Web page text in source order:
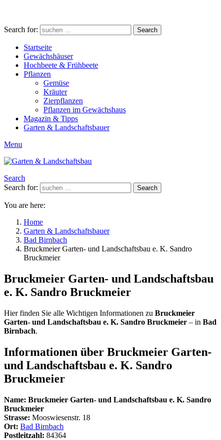
Search for: Search
Startseite
Gewächshäuser
Hochbeete & Frühbeete
Pflanzen
Gemüse
Kräuter
Zierpflanzen
Pflanzen im Gewächshaus
Magazin & Tipps
Garten & Landschaftsbauer
Menu
Search
Search for:
Search
You are here:
Home
Garten & Landschaftsbauer
Bad Birnbach
Bruckmeier Garten- und Landschaftsbau e. K. Sandro
Bruckmeier
Bruckmeier Garten- und Landschaftsbau
e. K. Sandro Bruckmeier
Hier finden Sie alle Wichtigen Informationen zu Bruckmeier
Garten- und Landschaftsbau e. K. Sandro Bruckmeier – in Bad
Birnbach.
Informationen über Bruckmeier Garten-
und Landschaftsbau e. K. Sandro
Bruckmeier
Name: Bruckmeier Garten- und Landschaftsbau e. K. Sandro
Bruckmeier
Strasse: Mooswiesenstr. 18
Ort: Bad Birnbach
Postleitzahl: 84364